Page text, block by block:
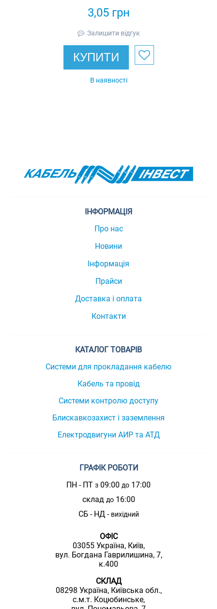
3,05грн
Залишити відгук
КУПИТИ
В наявності
ІНФОРМАЦІЯ
Про нас
Новини
Інформація
Прайси
Доставка і оплата
Контакти
КАТАЛОГ ТОВАРІВ
Системи для прокладання кабелю
Кабель та провід
Системи контролю доступу
Блискавкозахист і заземлення
Електродвигуни АИР та АТД
ГРАФІК РОБОТИ
ПН - ПТ з 09:00 до 17:00
склад до16:00
СБ - НД - вихідний
ОФІС
03055 Україна, Київ,
вул. Богдана Гаврилишина, 7,
к.400
СКЛАД
08298 Україна, Київська обл.,
с.м.т. Коцюбинське,